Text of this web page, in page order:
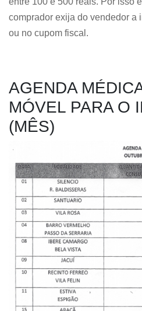
comprador exija do vendedor a
ou no cupom fiscal.
AGENDA
MÓVEL PARA O
(MÊS)